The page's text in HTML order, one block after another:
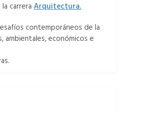
carrera Arquitectura.
contemporáneos de la
económicos e